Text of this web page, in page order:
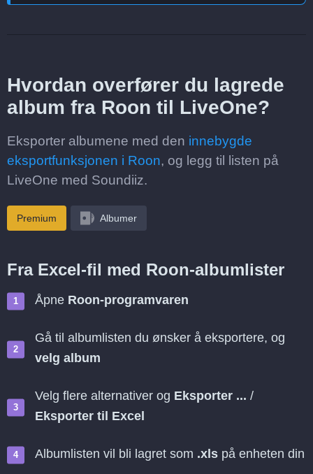
Hvordan overfører du lagrede
album fra Roon til LiveOne?
Eksporter albumene med den innebygde
eksportfunksjonen i Roon, og legg til listen på
LiveOne med Soundiiz.
Premium Albumer
Fra Excel-fil med Roon-albumlister
Åpne Roon-programvaren
Gå til albumlisten du ønsker å eksportere, og
velg album
Velg flere alternativer og Eksporter ... /
Eksporter til Excel
Albumlisten vil bli lagret som .xls på enheten din